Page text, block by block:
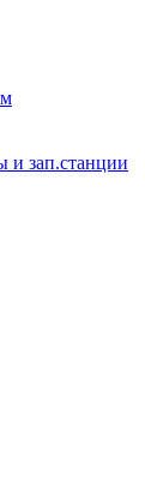
и зап.станции